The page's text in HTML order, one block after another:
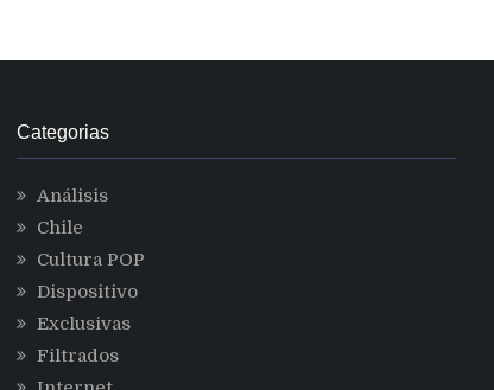
Categorias
Análisis
Chile
Cultura POP
Dispositivo
Exclusivas
Filtrados